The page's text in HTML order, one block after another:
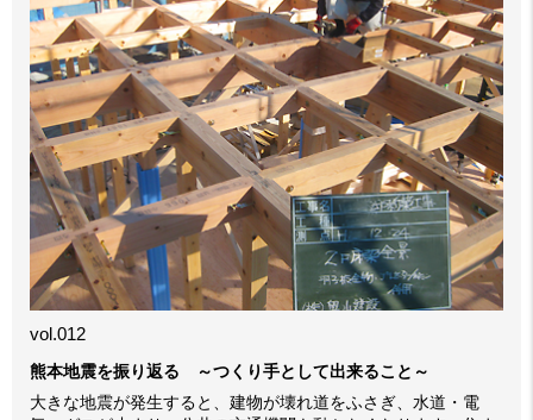
vol.012
熊本地震を振り返る ～つくり手として出来ること～
大きな地震が発生すると、建物が壊れ道をふさぎ、水道・電